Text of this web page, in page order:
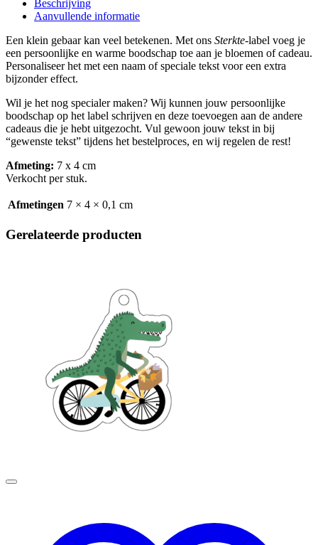
Beschrijving
Aanvullende informatie
Een klein gebaar kan veel betekenen. Met ons Sterkte-label voeg je
een persoonlijke en warme boodschap toe aan je bloemen of cadeau.
Personaliseer het met een naam of speciale tekst voor een extra
bijzonder effect.
Wil je het nog specialer maken? Wij kunnen jouw persoonlijke
boodschap op het label schrijven en deze toevoegen aan de andere
cadeaus die je hebt uitgezocht. Vul gewoon jouw tekst in bij
“gewenste tekst” tijdens het bestelproces, en wij regelen de rest!
Afmeting: 7 x 4 cm
Verkocht per stuk.
Afmetingen 7 × 4 × 0,1 cm
Gerelateerde producten